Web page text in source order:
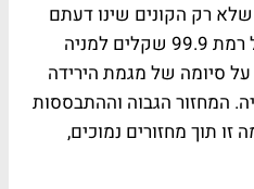
רק הקונים שינו דעתם
לגבי כיוון המניה. פריצתה של רמת 99.9 שקלים למניה
סיומה של מגמת הירידה
המחזור הגבוה וההתבססות
תוך מחזורים נמוכים,